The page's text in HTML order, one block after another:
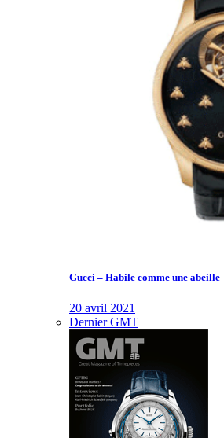
Gucci – Habile comme une abeille
20 avril 2021
Dernier GMT